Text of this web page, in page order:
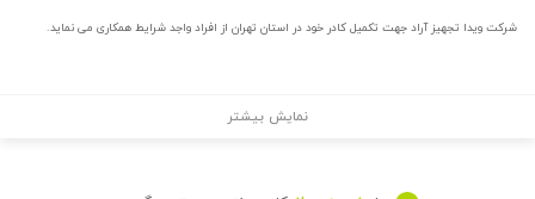
شرکت ویدا تجهیز آراد جهت تکمیل کادر خود در استان تهران از افراد واجد شرایط همکاری می نماید.
نمایش بیشتر